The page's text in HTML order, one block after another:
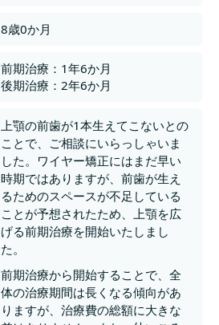
8歳0か月
前期治療：1年6か月
後期治療：2年6か月
上顎の前歯が1本生えてこないとの
ことで、ご相談にいらっしゃいま
した。ワイヤー矯正にはまだ早い
時期ではありますが、前歯が生え
るためのスペースが不足している
ことが予想されたため、上顎を広
げる前期治療を開始いたしまし
た。
前期治療から開始することで、全
体の治療期間は長くなる傾向があ
りますが、治療費の総額に大きな